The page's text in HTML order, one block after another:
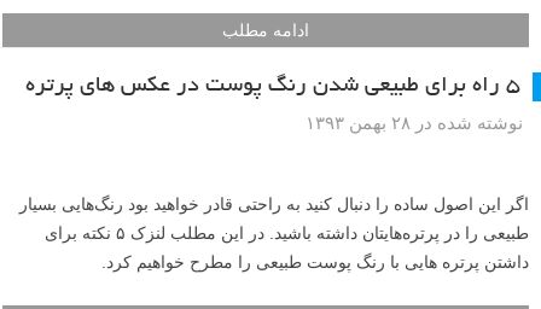
ادامه مطلب
۵ راه برای طبیعی شدن رنگ پوست در عکس های پرتره
نوشته شده در ۲۸ بهمن ۱۳۹۳
اگر این اصول ساده را دنبال کنید به راحتی قادر خواهید بود رنگ‌هایی بسیار
طبیعی را در پرتره‌هایتان داشته باشید. در این مطلب لنزک ۵ نکته برای
داشتن پرتره هایی با رنگ پوست طبیعی را مطرح خواهیم کرد.